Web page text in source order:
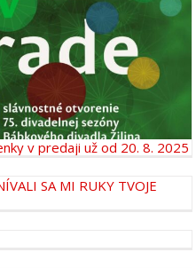
v predaji už od 20. 8. 2025
SA MI RUKY TVOJE